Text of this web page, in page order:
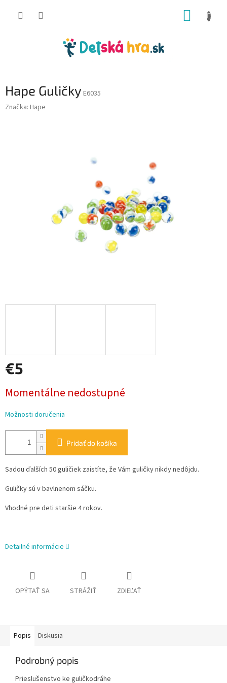
Hape Guličky E6035
Značka: Hape
€5
cena:
Momentálne nedostupné
Možnosti doručenia
Pridať do košíka
Sadou ďalších 50 guličiek zaistíte, že Vám guličky nikdy nedôjdu.
Guličky sú v bavlnenom sáčku.
Vhodné pre deti staršie 4 rokov.
Detailné informácie
OPÝTAŤ SA STRÁŽIŤ ZDIEĽAŤ
Popis Diskusia
Podrobný popis
Prieslušenstvo ke guličkodráhe